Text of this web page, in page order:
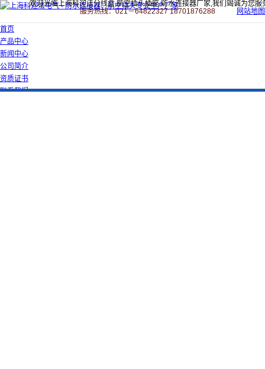
欢迎光临上海科迎法分线盒,航空插头插座,防水连接器厂家,我们竭诚为您服
服务热线：021－64822327 18701876288
网站地图
首页
产品中心
新闻中心
公司简介
资质证书
联系我们